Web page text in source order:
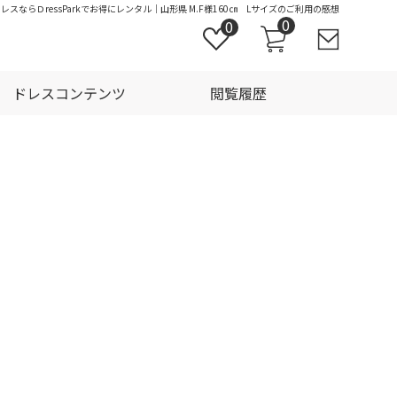
スならＤressParkでお得にレンタル｜山形県 M.F様160㎝ Lサイズのご利用の感想
ドレスコンテンツ 閲覧履歴
0 0